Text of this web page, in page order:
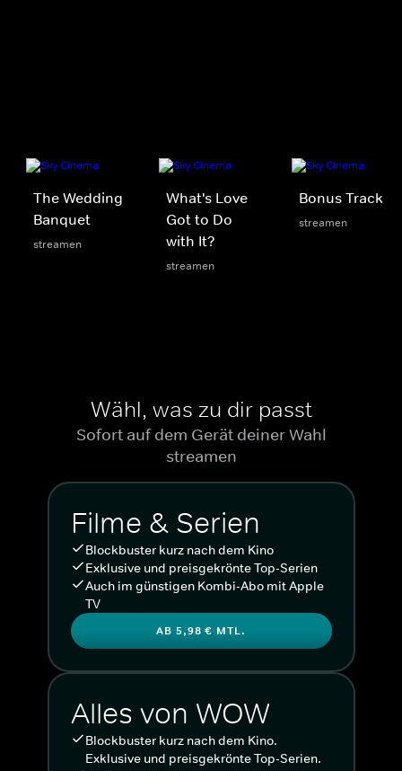
The Wedding
Banquet
streamen
What's Love
Got to Do
with It?
streamen
Bonus Track
streamen
Wähl, was zu dir passt
Sofort auf dem Gerät deiner Wahl
streamen
Filme & Serien
Blockbuster kurz nach dem Kino
Exklusive und preisgekrönte Top-Serien
Auch im günstigen Kombi-Abo mit Apple
TV
AB 5,98 € MTL.
Alles von WOW
Blockbuster kurz nach dem Kino.
Exklusive und preisgekrönte Top-Serien.